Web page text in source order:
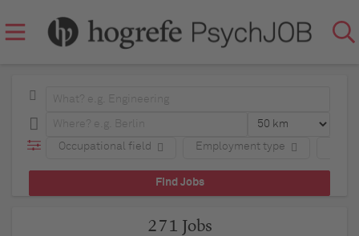
Occupational field Employment type
271 Jobs